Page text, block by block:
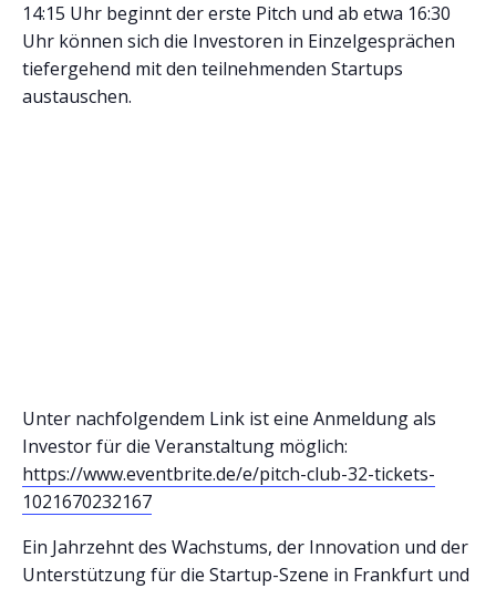
14:15 Uhr beginnt der erste Pitch und ab etwa 16:30
Uhr können sich die Investoren in Einzelgesprächen
tiefergehend mit den teilnehmenden Startups
austauschen.
Unter nachfolgendem Link ist eine Anmeldung als
Investor für die Veranstaltung möglich:
https://www.eventbrite.de/e/pitch-club-32-tickets-
1021670232167
Ein Jahrzehnt des Wachstums, der Innovation und der
Unterstützung für die Startup-Szene in Frankfurt und